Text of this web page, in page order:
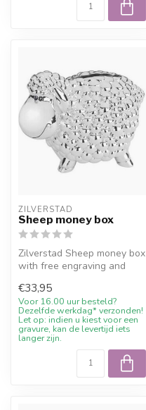
ZILVERSTAD
Sheep money box
Zilverstad Sheep money box
with free engraving and
Juwel...
€33,95
Voor 16.00 uur besteld?
Dezelfde werkdag* verzonden!
Let op: indien u kiest voor een
gravure, kan de levertijd iets
langer zijn.